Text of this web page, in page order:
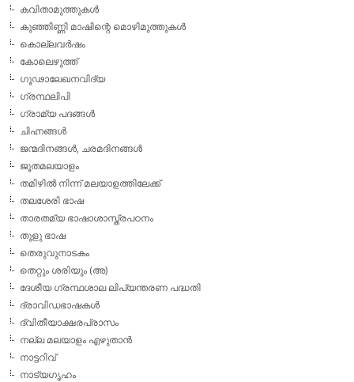
കവിതാമുത്തുകള്‍
കുഞ്ഞിണ്ണി മാഷിന്റെ മൊഴിമുത്തുകള്‍
കൊല്ലവര്‍ഷം
കോലെഴുത്ത്
ഗൂഢാലേഖനവിദ്യ
ഗ്രന്ഥലിപി
ഗ്രാമ്യ പദങ്ങള്‍
ചിഹ്നങ്ങള്‍
ജന്മദിനങ്ങള്‍, ചരമദിനങ്ങള്‍
ജൂതമലയാളം
തമിഴില്‍ നിന്ന് മലയാളത്തിലേക്ക്
തലശേരി ഭാഷ
താരതമ്യ ഭാഷാശാസ്ത്രപഠനം
തുളു ഭാഷ
തെരുവുനാടകം
തെറ്റും ശരിയും (അ)
ദേശീയ ഗ്രന്ഥശാല ലിപ്യന്തരണ പദ്ധതി
ദ്രാവിഡഭാഷകള്‍
ദ്വിതീയാക്ഷരപ്രാസം
നല്ല മലയാളം എഴുതാന്‍
നാട്ടറിവ്
നാട്യഗൃഹം